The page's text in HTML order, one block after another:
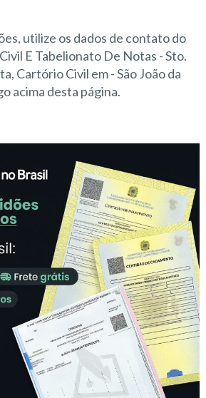
utilize os dados de contato do
E Tabelionato De Notas - Sto.
Cartório Civil em - São João da
acima desta página.